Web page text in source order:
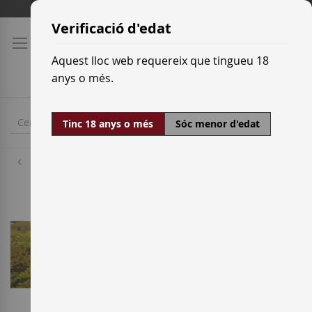
Skip
Content
Verificació d'edat
Aquest lloc web requereix que tingueu 18
anys o més.
Tinc 18 anys o més Sóc menor d'edat